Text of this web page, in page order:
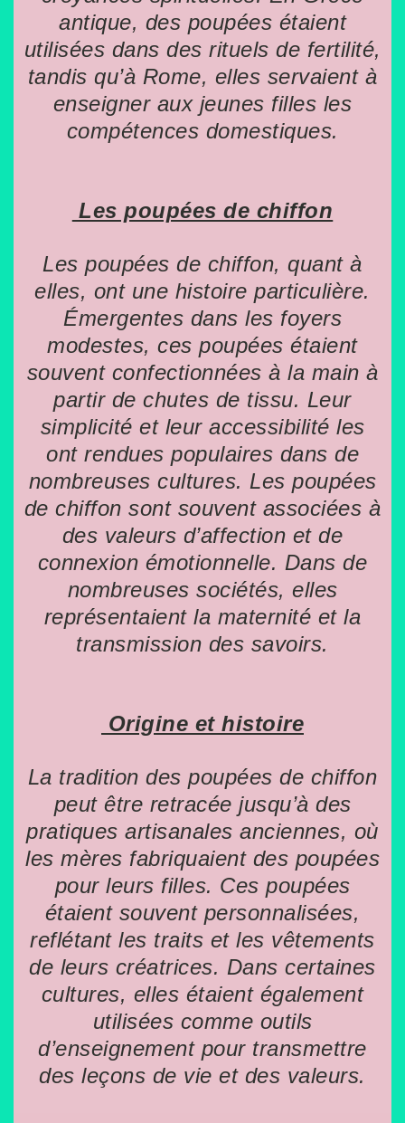
antique, des poupées étaient
utilisées dans des rituels de fertilité,
tandis qu’à Rome, elles servaient à
enseigner aux jeunes filles les
compétences domestiques.
Les poupées de chiffon
Les poupées de chiffon, quant à
elles, ont une histoire particulière.
Émergentes dans les foyers
modestes, ces poupées étaient
souvent confectionnées à la main à
partir de chutes de tissu. Leur
simplicité et leur accessibilité les
ont rendues populaires dans de
nombreuses cultures. Les poupées
de chiffon sont souvent associées à
des valeurs d’affection et de
connexion émotionnelle. Dans de
nombreuses sociétés, elles
représentaient la maternité et la
transmission des savoirs.
Origine et histoire
La tradition des poupées de chiffon
peut être retracée jusqu’à des
pratiques artisanales anciennes, où
les mères fabriquaient des poupées
pour leurs filles. Ces poupées
étaient souvent personnalisées,
reflétant les traits et les vêtements
de leurs créatrices. Dans certaines
cultures, elles étaient également
utilisées comme outils
d’enseignement pour transmettre
des leçons de vie et des valeurs.